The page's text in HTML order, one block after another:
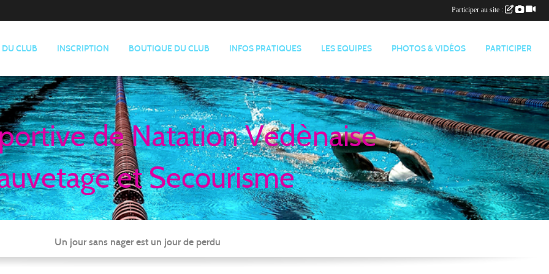
DU CLUB INSCRIPTION BOUTIQUE DU CLUB INFOS PRATIQUES LES EQUIPES PHOTOS & VIDÉOS PARTICIPER
de Natation Vedènaise
et Secourisme
Un jour sans nager est un jour de perdu
Participer au site :